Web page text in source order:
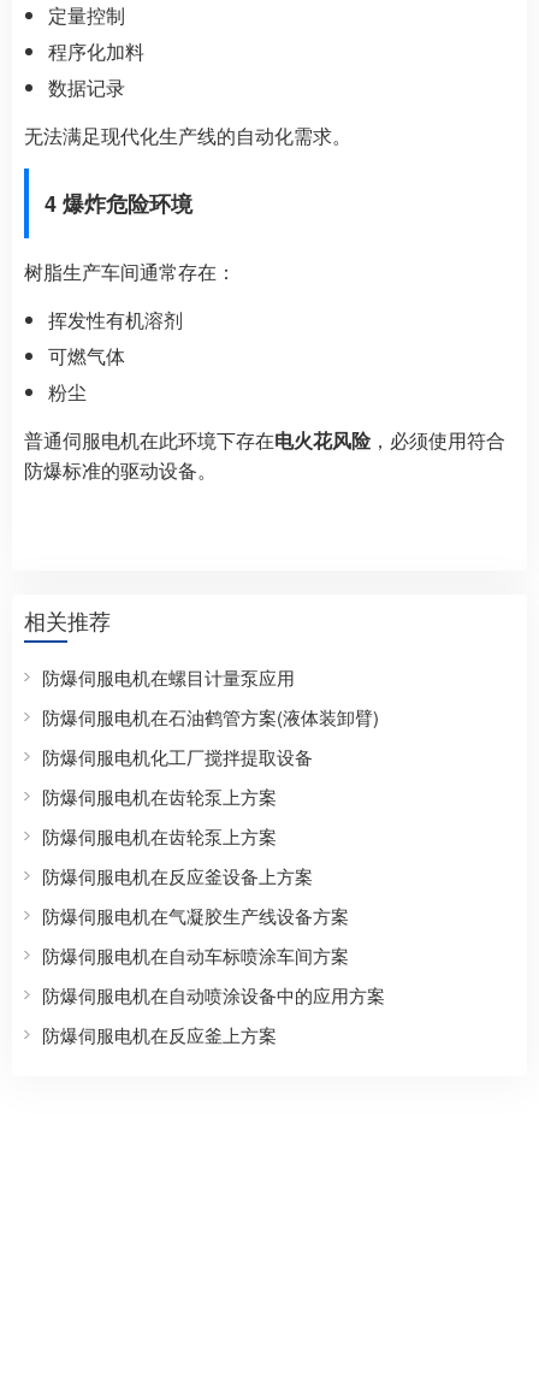
定量控制
程序化加料
数据记录
无法满足现代化生产线的自动化需求。
4 爆炸危险环境
树脂生产车间通常存在：
挥发性有机溶剂
可燃气体
粉尘
普通伺服电机在此环境下存在电火花风险，必须使用符合
防爆标准的驱动设备。
相关推荐
防爆伺服电机在螺目计量泵应用
防爆伺服电机在石油鹤管方案(液体装卸臂)
防爆伺服电机化工厂搅拌提取设备
防爆伺服电机在齿轮泵上方案
防爆伺服电机在齿轮泵上方案
防爆伺服电机在反应釜设备上方案
防爆伺服电机在气凝胶生产线设备方案
防爆伺服电机在自动车标喷涂车间方案
防爆伺服电机在自动喷涂设备中的应用方案
防爆伺服电机在反应釜上方案